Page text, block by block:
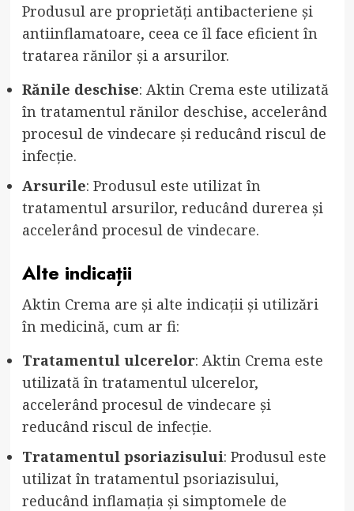
Produsul are proprietăți antibacteriene și
antiinflamatoare, ceea ce îl face eficient în
tratarea rănilor și a arsurilor.
Rănile deschise: Aktin Crema este utilizată
în tratamentul rănilor deschise, accelerând
procesul de vindecare și reducând riscul de
infecție.
Arsurile: Produsul este utilizat în
tratamentul arsurilor, reducând durerea și
accelerând procesul de vindecare.
Alte indicații
Aktin Crema are și alte indicații și utilizări
în medicină, cum ar fi:
Tratamentul ulcerelor: Aktin Crema este
utilizată în tratamentul ulcerelor,
accelerând procesul de vindecare și
reducând riscul de infecție.
Tratamentul psoriazisului: Produsul este
utilizat în tratamentul psoriazisului,
reducând inflamația și simptomele de